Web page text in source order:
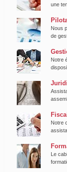
une
Nous
de
Notre
Notre
Le